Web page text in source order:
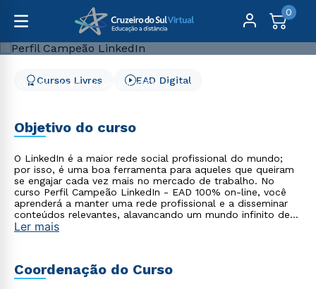
0
Cursos Livres Comunicação Perfil Campeão LinkedIn
Cursos Livres EAD Digital
Objetivo do curso
O LinkedIn é a maior rede social profissional do mundo;
por isso, é uma boa ferramenta para aqueles que queiram
se engajar cada vez mais no mercado de trabalho. No
curso Perfil Campeão LinkedIn - EAD 100% on-line, você
aprenderá a manter uma rede profissional e a disseminar
conteúdos relevantes, alavancando um mundo infinito de
possibilidades para sua carreira. O conteúdo abrange
Ler mais
Coordenação do Curso